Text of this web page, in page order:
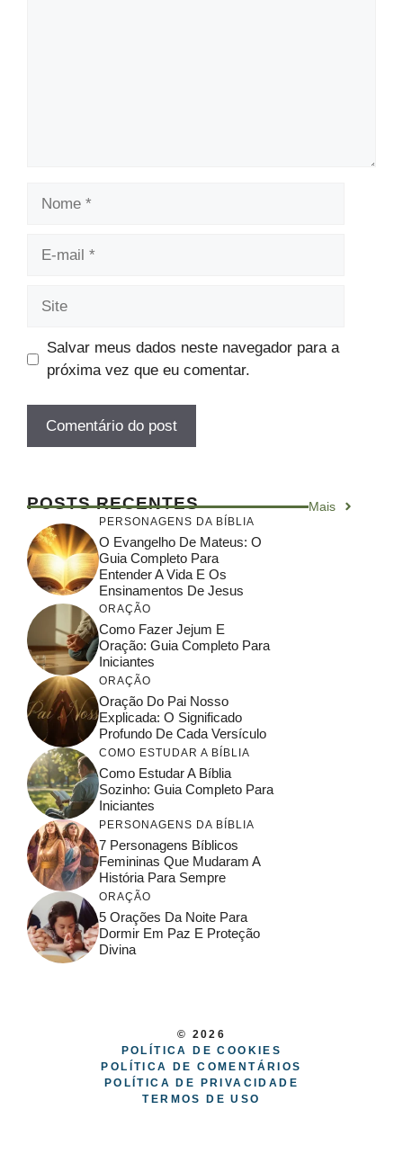
Salvar meus dados neste navegador para a
próxima vez que eu comentar.
POSTS RECENTES Mais
PERSONAGENS DA BÍBLIA
O Evangelho De Mateus: O
Guia Completo Para
Entender A Vida E Os
Ensinamentos De Jesus
ORAÇÃO
Como Fazer Jejum E
Oração: Guia Completo Para
Iniciantes
ORAÇÃO
Oração Do Pai Nosso
Explicada: O Significado
Profundo De Cada Versículo
COMO ESTUDAR A BÍBLIA
Como Estudar A Bíblia
Sozinho: Guia Completo Para
Iniciantes
PERSONAGENS DA BÍBLIA
7 Personagens Bíblicos
Femininas Que Mudaram A
História Para Sempre
ORAÇÃO
5 Orações Da Noite Para
Dormir Em Paz E Proteção
Divina
© 2026
POLÍTICA DE COOKIES
POLÍTICA DE COMENTÁRIOS
POLÍTICA DE PRIVACIDADE
TERMOS DE USO